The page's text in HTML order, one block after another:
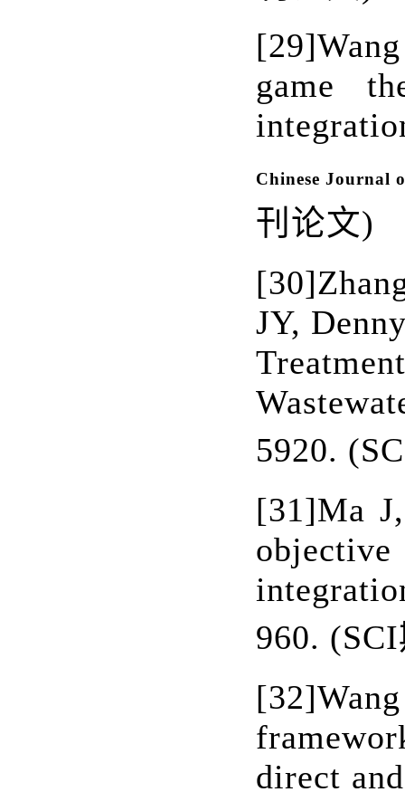
[29]
game
Chinese Journal
刊论文)
[30]
JY,
5920.
[31]Ma
960. (SCI
[32]
direct